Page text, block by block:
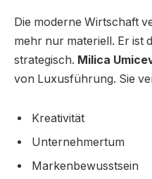
Die moderne Wirtschaft
mehr nur materiell. Er ist
strategisch. Milica
von Luxusführung. Sie
Kreativität
Unternehmertum
Markenbewusstsein